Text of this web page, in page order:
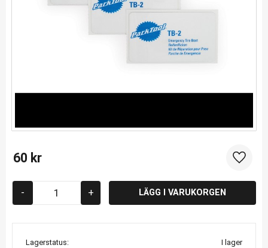
60 kr
+
-
Lägg
Lagerstatus
I lager